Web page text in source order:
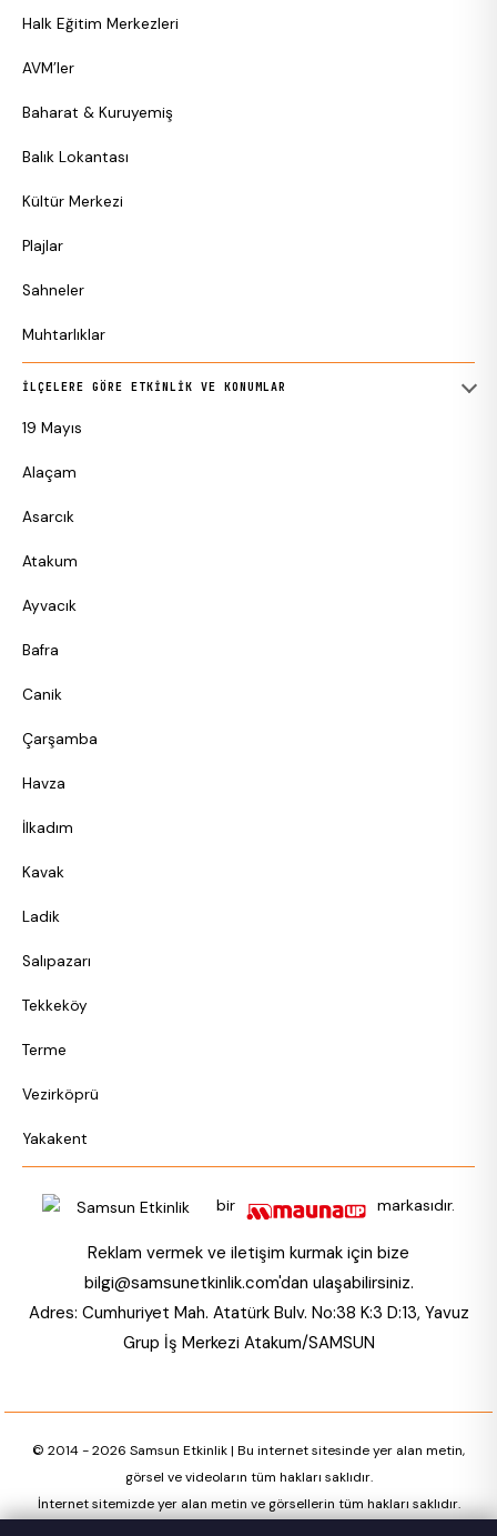
Halk Eğitim Merkezleri
AVM’ler
Baharat & Kuruyemiş
Balık Lokantası
Kültür Merkezi
Plajlar
Sahneler
Muhtarlıklar
İLÇELERE GÖRE ETKINLIK VE KONUMLAR
19 Mayıs
Alaçam
Asarcık
Atakum
Ayvacık
Bafra
Canik
Çarşamba
Havza
İlkadım
Kavak
Ladik
Salıpazarı
Tekkeköy
Terme
Vezirköprü
Yakakent
bir markasıdır.
Reklam vermek ve iletişim kurmak için bize
bilgi@samsunetkinlik.com'dan ulaşabilirsiniz.
Adres: Cumhuriyet Mah. Atatürk Bulv. No:38 K:3 D:13, Yavuz
Grup İş Merkezi Atakum/SAMSUN
© 2014 - 2026 Samsun Etkinlik | Bu internet sitesinde yer alan metin,
görsel ve videoların tüm hakları saklıdır.
İnternet sitemizde yer alan metin ve görsellerin tüm hakları saklıdır.